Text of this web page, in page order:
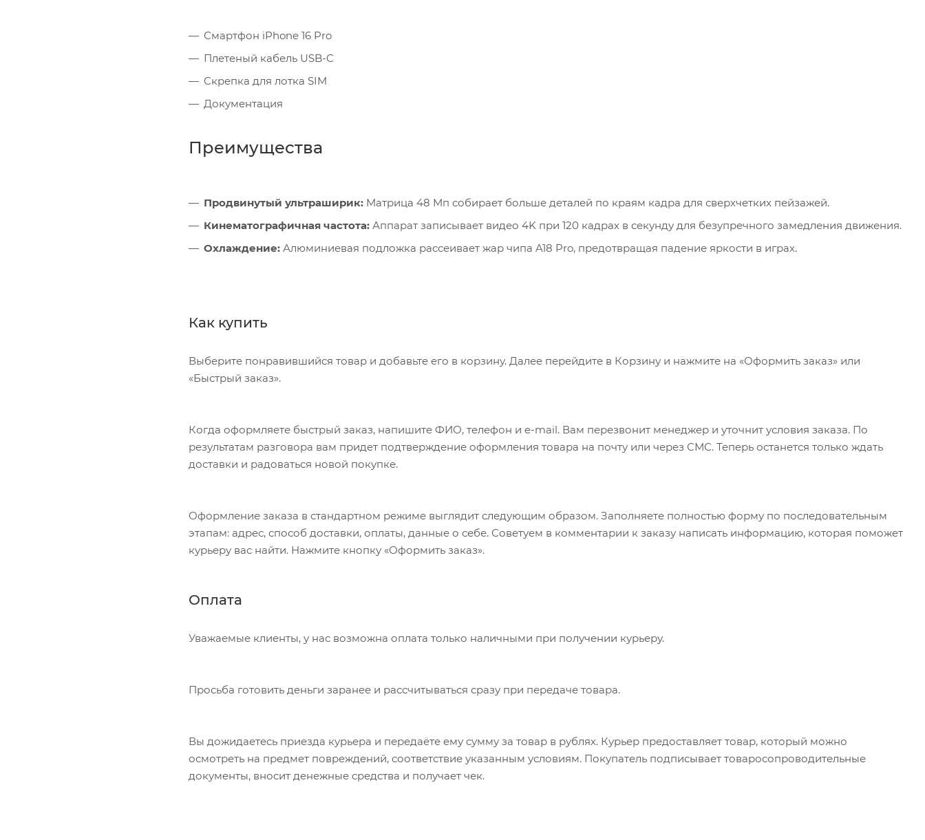
Смартфон iPhone 16 Pro
Плетеный кабель USB-C
Скрепка для лотка SIM
Документация
Преимущества
Продвинутый ультраширик: Матрица 48 Мп собирает больше деталей по краям кадра для сверхчетких пейзажей.
Кинематографичная частота: Аппарат записывает видео 4K при 120 кадрах в секунду для безупречного замедления движения.
Охлаждение: Алюминиевая подложка рассеивает жар чипа A18 Pro, предотвращая падение яркости в играх.
Как купить
Выберите понравившийся товар и добавьте его в корзину. Далее перейдите в Корзину и нажмите на «Оформить заказ» или
«Быстрый заказ».
Когда оформляете быстрый заказ, напишите ФИО, телефон и e-mail. Вам перезвонит менеджер и уточнит условия заказа. По
результатам разговора вам придет подтверждение оформления товара на почту или через СМС. Теперь останется только ждать
доставки и радоваться новой покупке.
Оформление заказа в стандартном режиме выглядит следующим образом. Заполняете полностью форму по последовательным
этапам: адрес, способ доставки, оплаты, данные о себе. Советуем в комментарии к заказу написать информацию, которая поможет
курьеру вас найти. Нажмите кнопку «Оформить заказ».
Оплата
Уважаемые клиенты, у нас возможна оплата только наличными при получении курьеру.
Просьба готовить деньги заранее и рассчитываться сразу при передаче товара.
Вы дожидаетесь приезда курьера и передаёте ему сумму за товар в рублях. Курьер предоставляет товар, который можно
осмотреть на предмет повреждений, соответствие указанным условиям. Покупатель подписывает товаросопроводительные
документы, вносит денежные средства и получает чек.